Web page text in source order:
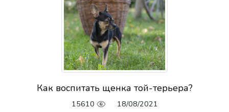
Как воспитать щенка той-терьера?
15610 18/08/2021